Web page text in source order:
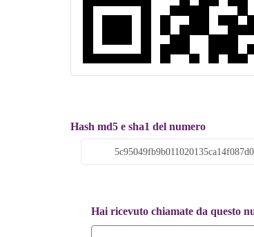
Hash md5 e sha1 del numero
Hai ricevuto chiamate da questo